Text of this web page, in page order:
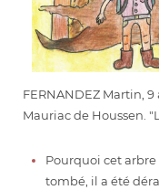
FERNANDEZ Martin,
Mauriac de Houssen.
Pourquoi cet arbre
tombé, il a été